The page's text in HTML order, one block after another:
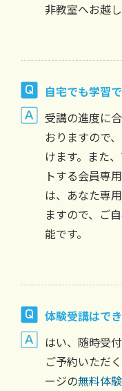
非教室へお越し
自宅でも学習
受講の進度に
おりますので
けます。また
トする会員専
は、あなた専
ますので、ご
能です。
体験受講はで
はい、随時受
ご予約いただ
ージの無料体